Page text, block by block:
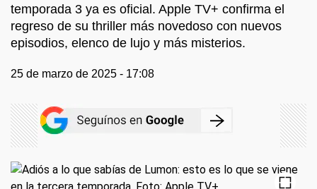
temporada 3 ya es oficial. Apple TV+ confirma el
regreso de su thriller más novedoso con nuevos
episodios, elenco de lujo y más misterios.
25 de marzo de 2025 - 17:08